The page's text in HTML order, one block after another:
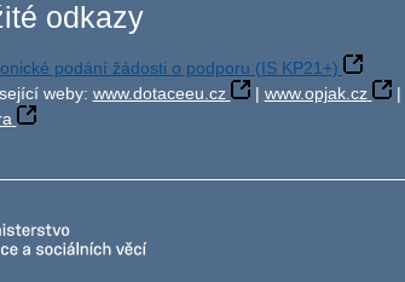
odkazy
podání žádosti o podporu (IS KP21+)
weby: www.dotaceeu.cz | www.opjak.cz |